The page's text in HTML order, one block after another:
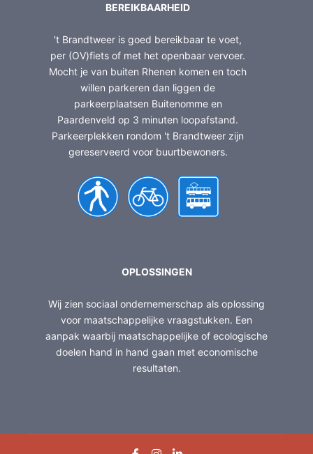
BEREIKBAARHEID
't Brandtweer is goed bereikbaar te voet,
per (OV)fiets of met het openbaar vervoer.
Mocht je van buiten Rhenen komen en toch
willen parkeren dan liggen de
parkeerplaatsen Buitenomme en
Paardenveld op 3 minuten loopafstand.
Parkeerplekken rondom 't Brandtweer zijn
gereserveerd voor buurtbewoners.
OPLOSSINGEN
Wij zien sociaal ondernemerschap als oplossing
voor maatschappelijke vraagstukken. Een
aanpak waarbij maatschappelijke of ecologische
doelen hand in hand gaan met economische
resultaten.